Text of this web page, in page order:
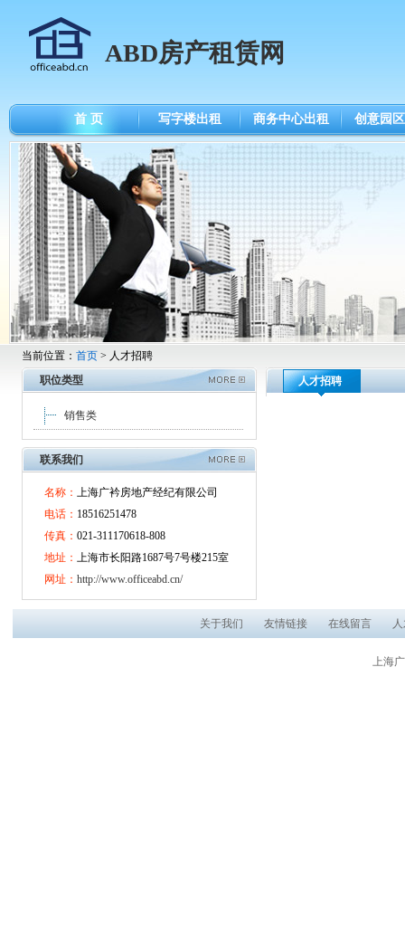
ABD房产租赁网
首 页 写字楼出租 商务中心出租 创意园
当前位置： 首页 > 人才招聘
职位类型
销售类
联系我们
名称： 上海广衿房地产经纪有限公司
电话： 18516251478
传真： 021-311170618-808
地址： 上海市长阳路1687号7号楼215室
网址： http://www.officeabd.cn/
人才招聘
关于我们 友情链接 在线留言
上海